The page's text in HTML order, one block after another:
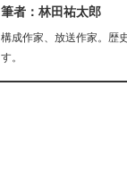
筆者：林田祐太郎
構成作家、放送作家。歴
す。